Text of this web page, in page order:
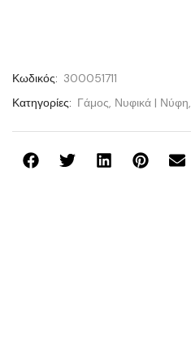
Κωδικός: 300051711
Κατηγορίες: Γάμος, Νυφικά | Νύφη,